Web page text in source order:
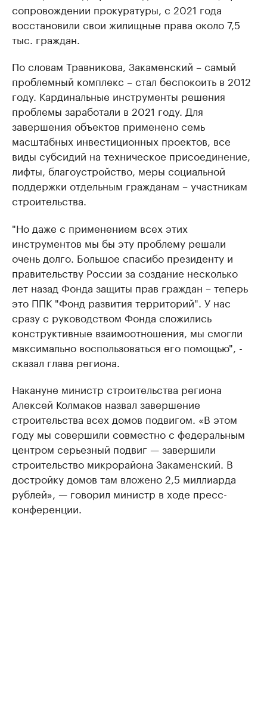
сопровождении прокуратуры, с 2021 года
восстановили свои жилищные права около 7,5
тыс. граждан.
По словам Травникова, Закаменский – самый
проблемный комплекс – стал беспокоить в 2012
году. Кардинальные инструменты решения
проблемы заработали в 2021 году. Для
завершения объектов применено семь
масштабных инвестиционных проектов, все
виды субсидий на техническое присоединение,
лифты, благоустройство, меры социальной
поддержки отдельным гражданам – участникам
строительства.
"Но даже с применением всех этих
инструментов мы бы эту проблему решали
очень долго. Большое спасибо президенту и
правительству России за создание несколько
лет назад Фонда защиты прав граждан – теперь
это ППК "Фонд развития территорий". У нас
сразу с руководством Фонда сложились
конструктивные взаимоотношения, мы смогли
максимально воспользоваться его помощью", -
сказал глава региона.
Накануне министр строительства региона
Алексей Колмаков назвал завершение
строительства всех домов подвигом. «В этом
году мы совершили совместно с федеральным
центром серьезный подвиг — завершили
строительство микрорайона Закаменский. В
достройку домов там вложено 2,5 миллиарда
рублей», — говорил министр в ходе пресс-
конференции.